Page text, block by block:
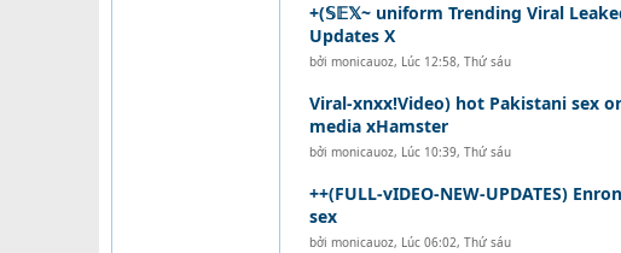
+(𝕊𝔼𝕏~ uniform Trending Viral
Updates X
bởi monicauoz, Lúc 12:58, Thứ sáu
Viral-xnxx!Video) hot Pakistani sex
media xHamster
bởi monicauoz, Lúc 10:39, Thứ sáu
++(FULL-vIDEO-NEW-UPDATES)
sex
bởi monicauoz, Lúc 06:02, Thứ sáu